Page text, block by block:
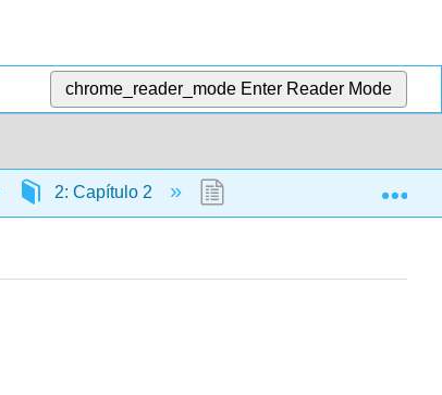
chrome_reader_mode Enter Reader Mode
2: Capítulo 2 2.9: Repaso del pretérito